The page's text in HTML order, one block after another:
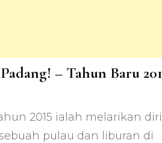
– Tahun Baru
2015 ialah melarikan diri
pulau dan liburan di